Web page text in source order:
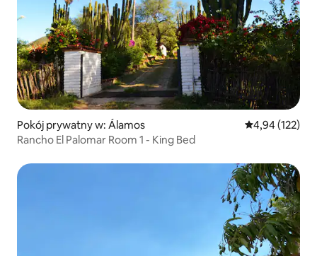
Pokój prywatny w: Álamos Średnia
4,94 (122)
Rancho El Palomar Room 1 - King Bed